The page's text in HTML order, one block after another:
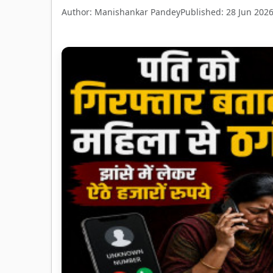
Author: Manishankar PandeyPublished: 28 Jun 2026